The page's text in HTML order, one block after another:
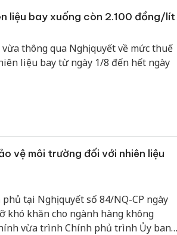
liệu bay xuống còn 2.100 đồng/lít
thông qua Nghị quyết về mức thuế
liệu bay từ ngày 1/8 đến hết ngày
vệ môi trường đối với nhiên liệu
tại Nghị quyết số 84/NQ-CP ngày
khó khăn cho ngành hàng không
vừa trình Chính phủ trình Ủy ban